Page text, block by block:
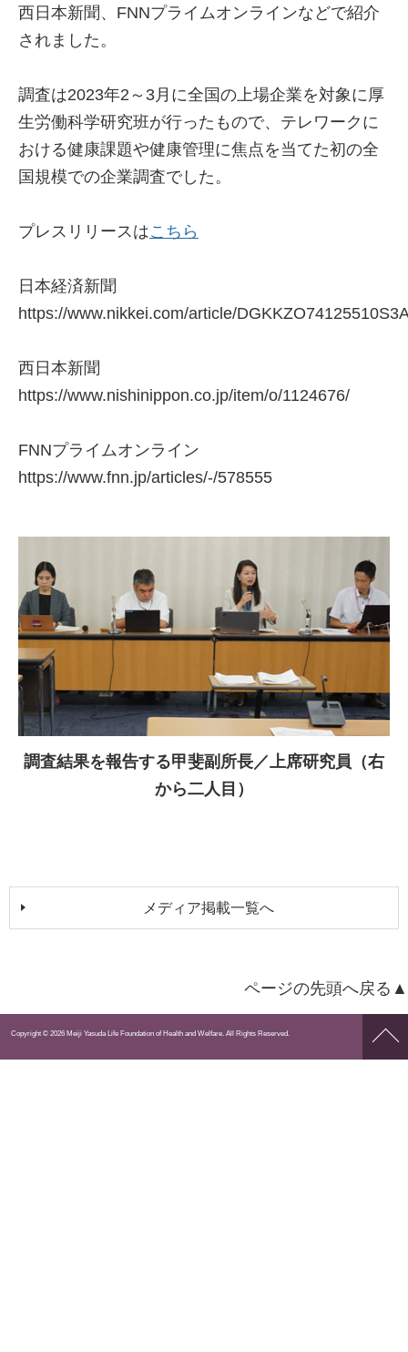
西日本新聞、FNNプライムオンラインなどで紹介
されました。
調査は2023年2～3月に全国の上場企業を対象に厚
生労働科学研究班が行ったもので、テレワークに
おける健康課題や健康管理に焦点を当てた初の全
国規模での企業調査でした。
プレスリリースはこちら
日本経済新聞
https://www.nikkei.com/article/
西日本新聞
https://www.nishinippon.co.jp/item/o/1124676/
FNNプライムオンライン
https://www.fnn.jp/articles/-/578555
調査結果を報告する甲斐副所長／上席研究員（右
から二人目）
メディア掲載一覧へ
ページの先頭へ戻る▲
ペー
Copyright © 2026 Meiji Yasuda Life Foundation of Health and Welfare. All Rights Reserved.